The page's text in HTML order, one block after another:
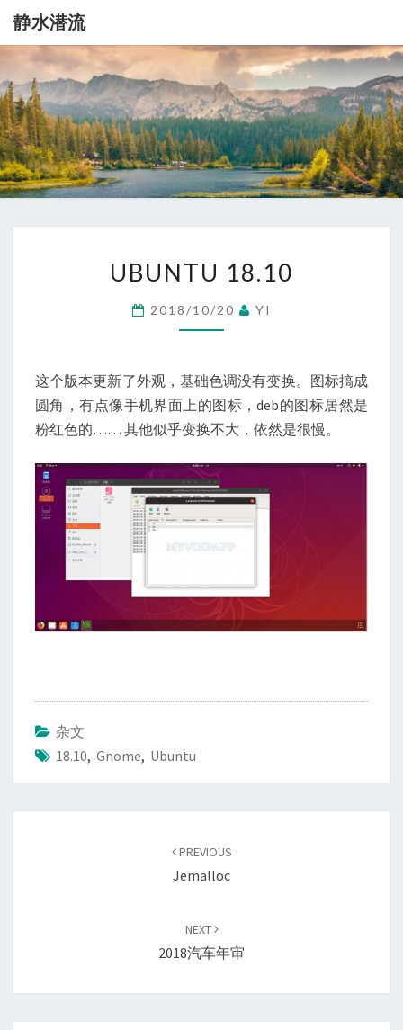
静水潜流
静
水
潜
记
录
一
点
生
活
18.10
UBUNTU 18.10
2018/10/20 YI
这个版本更新了外观，基础色调没有变换。图标搞成
圆角，有点像手机界面上的图标，deb的图标居然是
粉红色的…… 其他似乎变换不大，依然是很慢。
杂文
18.10, Gnome, Ubuntu
PREVIOUS
Jemalloc
NEXT
2018汽车年审